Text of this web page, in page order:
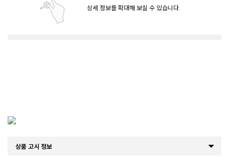
상세 정보를 확대해 보실 수 있습니다.
상품 고시 정보